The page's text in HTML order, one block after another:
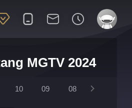
MGTV 2024
10 09 08